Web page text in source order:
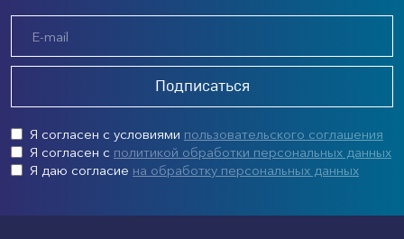
Подписаться
Я согласен с условиями пользовательского соглашения
Я согласен с политикой обработки персональных данных
Я даю согласие на обработку персональных данных